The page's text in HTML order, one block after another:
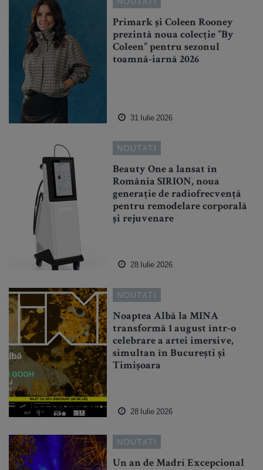
Primark și Coleen Rooney
prezintă noua colecție ”By
Coleen” pentru sezonul
toamnă-iarnă 2026
31 Iulie 2026
NOUTATI
Beauty One a lansat în
România SIRION, noua
generație de radiofrecvență
pentru remodelare corporală
și rejuvenare
28 Iulie 2026
NOUTATI
Noaptea Albă la MINA
transformă 1 august într-o
celebrare a artei imersive,
simultan în București și
Timișoara
28 Iulie 2026
NOUTATI
Un an de Madrí Excepcional